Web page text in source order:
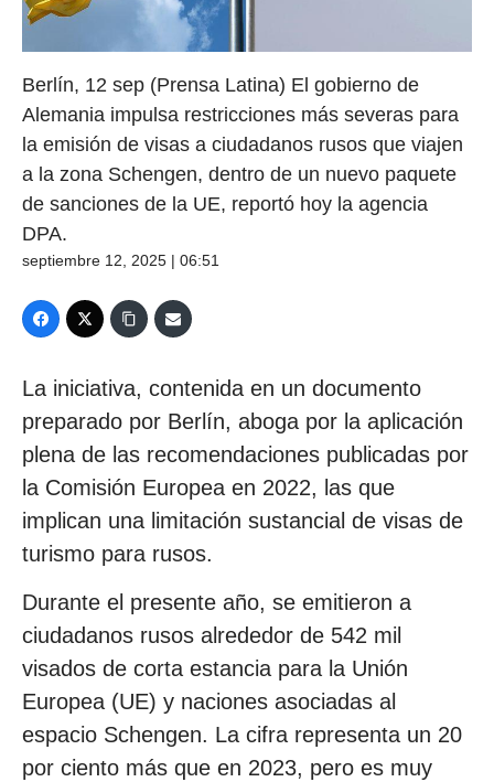
Berlín, 12 sep (Prensa Latina) El gobierno de
Alemania impulsa restricciones más severas para
la emisión de visas a ciudadanos rusos que viajen
a la zona Schengen, dentro de un nuevo paquete
de sanciones de la UE, reportó hoy la agencia
DPA.
septiembre 12, 2025 | 06:51
La iniciativa, contenida en un documento
preparado por Berlín, aboga por la aplicación
plena de las recomendaciones publicadas por
la Comisión Europea en 2022, las que
implican una limitación sustancial de visas de
turismo para rusos.
Durante el presente año, se emitieron a
ciudadanos rusos alrededor de 542 mil
visados de corta estancia para la Unión
Europea (UE) y naciones asociadas al
espacio Schengen. La cifra representa un 20
por ciento más que en 2023, pero es muy